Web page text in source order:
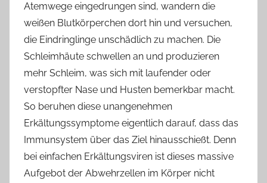
Atemwege eingedrungen sind, wandern die
weißen Blutkörperchen dort hin und versuchen,
die Eindringlinge unschädlich zu machen. Die
Schleimhäute schwellen an und produzieren
mehr Schleim, was sich mit laufender oder
verstopfter Nase und Husten bemerkbar macht.
So beruhen diese unangenehmen
Erkältungssymptome eigentlich darauf, dass das
Immunsystem über das Ziel hinausschießt. Denn
bei einfachen Erkältungsviren ist dieses massive
Aufgebot der Abwehrzellen im Körper nicht